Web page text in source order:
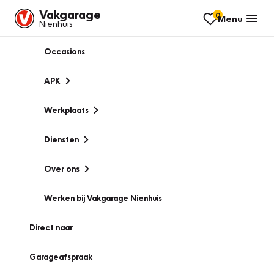
Vakgarage
Nienhuis
0Menu
Occasions
APK
Werkplaats
Diensten
Over ons
Werken bij Vakgarage Nienhuis
Direct naar
Garageafspraak